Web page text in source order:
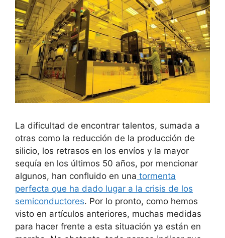
La dificultad de encontrar talentos, sumada a
otras como la reducción de la producción de
silicio, los retrasos en los envíos y la mayor
sequía en los últimos 50 años, por mencionar
algunos, han confluido en una tormenta
perfecta que ha dado lugar a la crisis de los
semiconductores. Por lo pronto, como hemos
visto en artículos anteriores, muchas medidas
para hacer frente a esta situación ya están en